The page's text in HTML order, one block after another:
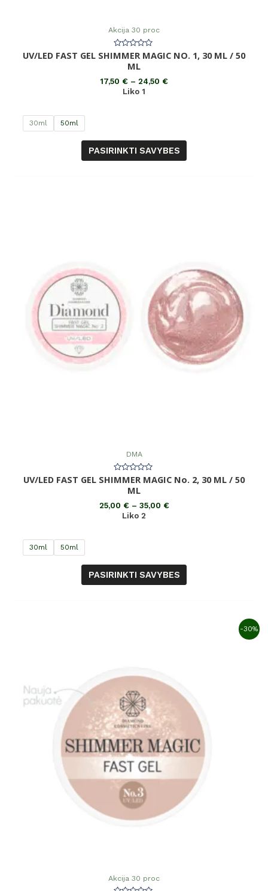
Akcija 30 proc
Įvertinimas:
0
UV/LED FAST GEL SHIMMER MAGIC NO. 1, 30 ML / 50
ML
17,50 € – 24,50 €
Liko 1
30ml 50ml
PASIRINKTI SAVYBES
DMA
Įvertinimas:
0
UV/LED FAST GEL SHIMMER MAGIC No. 2, 30 ML / 50
ML
25,00 €– 35,00 €
Liko 2
30ml 50ml
PASIRINKTI SAVYBES
-30%
Akcija 30 proc